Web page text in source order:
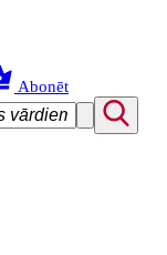
Abonēt